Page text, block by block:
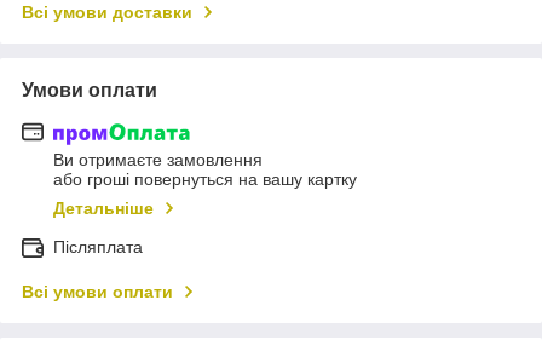
Всі умови доставки
Умови оплати
Ви отримаєте замовлення
або гроші повернуться на вашу картку
Детальніше
Післяплата
Всі умови оплати